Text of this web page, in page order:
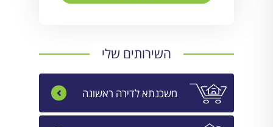
השירותים שלי
משכנתא לדירה ראשונה